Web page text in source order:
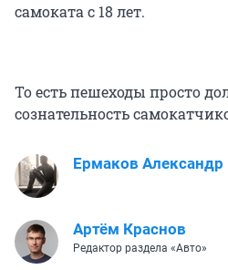
самоката с 18 лет.
То есть пешеходы просто
сознательность
Ермаков Александр
Артём Краснов
Редактор раздела «Авто»